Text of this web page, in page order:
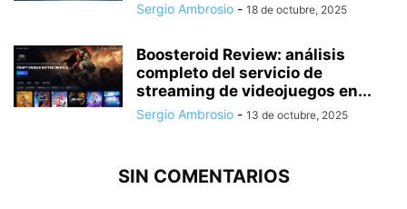
Sergio Ambrosio - 18 de octubre, 2025
Boosteroid Review: análisis
completo del servicio de
streaming de videojuegos en...
Sergio Ambrosio - 13 de octubre, 2025
SIN COMENTARIOS